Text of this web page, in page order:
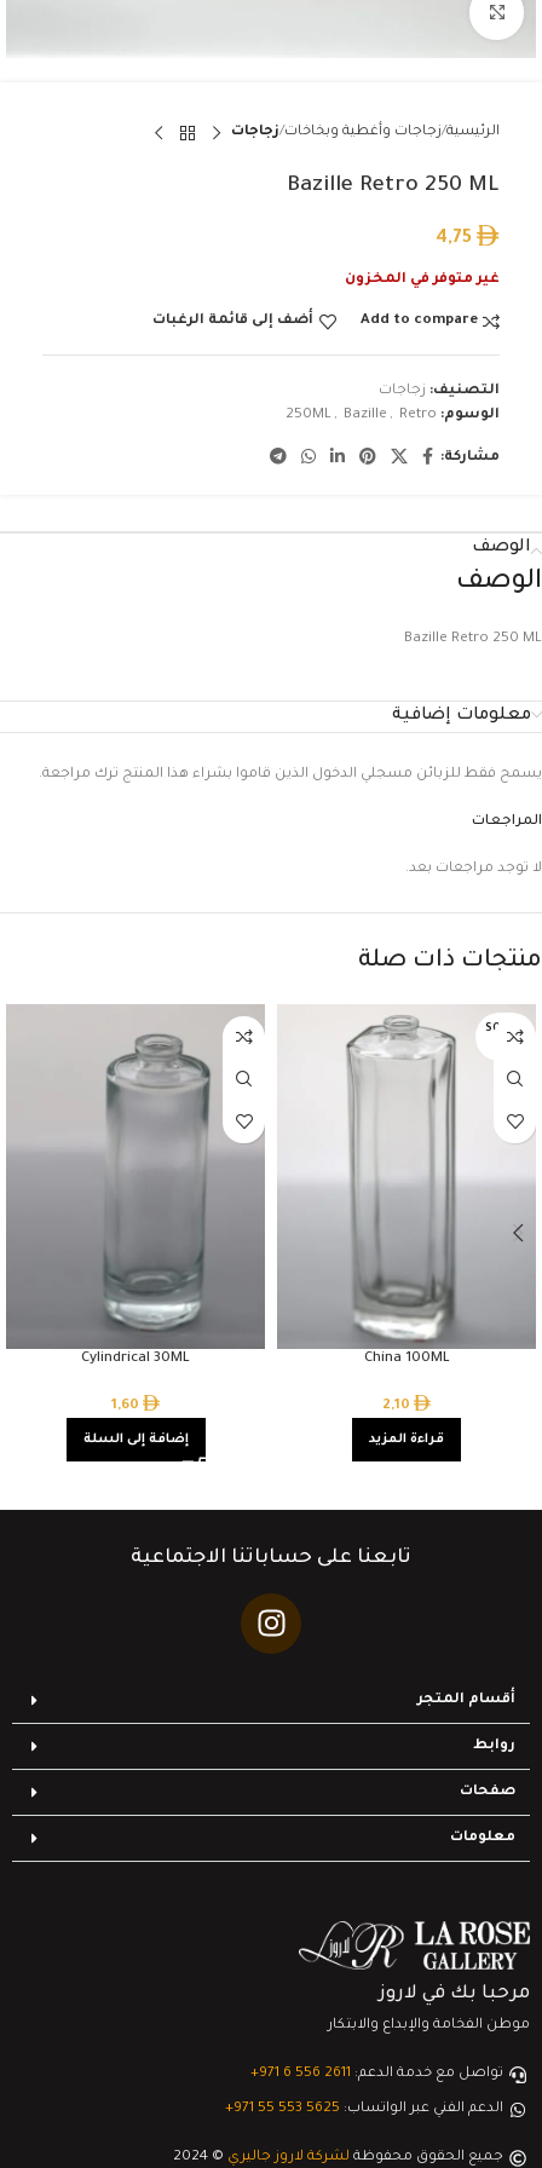
الرئيسية زجاجات وأغطية وبخاخات زجاجات
Bazille Retro 250 ML
4,75
غير متوفر في المخزون
Add to compare أضف إلى قائمة الرغبات
التصنيف: زجاجات
الوسوم:
250ML , Bazille , Retro
مشاركة:
الوصف
الوصف
Bazille Retro 250 ML
معلومات إضافية
المراجعات
لا توجد مراجعات بعد.
يسمح فقط للزبائن مسجلي الدخول الذين قاموا بشراء هذا المنتج ترك مراجعة.
منتجات ذات صلة
SOLD O
UT
China 100ML
2,10
قراءة المزيد
Cylindrical 30ML
1,60
إضافة إلى السلة
تابعنا على حساباتنا الاجتماعية
أقسام المتجر
روابط
صفحات
معلومات
مرحبا بك في لاروز
موطن الفخامة والإبداع والابتكار
تواصل مع خدمة الدعم: ‎+971 6 556 2611
الدعم الفني عبر الواتساب: ‎+971 55 553 5625
جميع الحقوق محفوظة لشركة لاروز جاليري © 2024